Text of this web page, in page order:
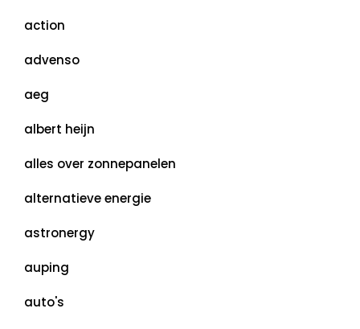
action
advenso
aeg
albert heijn
alles over zonnepanelen
alternatieve energie
astronergy
auping
auto's